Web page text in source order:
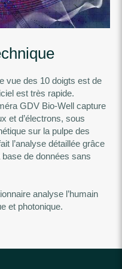
vue des 10 doigts est de
est très rapide.
GDV Bio-Well capture
et d’électrons, sous
sur la pulpe des
l’analyse détaillée grâce
de données sans
analyse l’humain
et photonique.